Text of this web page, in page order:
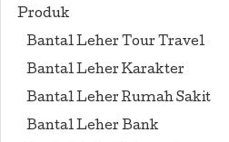
Produk
Bantal Leher Tour Travel
Bantal Leher Karakter
Bantal Leher Rumah Sakit
Bantal Leher Bank